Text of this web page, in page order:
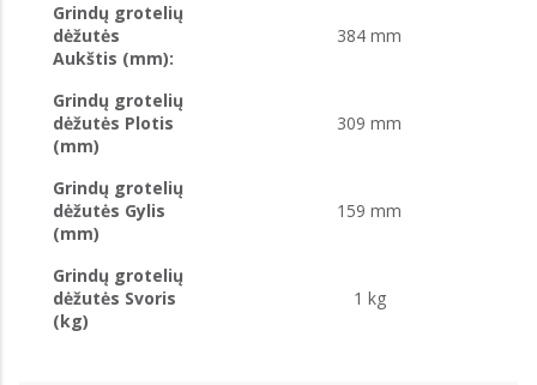
Grindų grotelių
dėžutės
Aukštis (mm):
384 mm
Grindų grotelių
dėžutės Plotis
(mm)
309 mm
Grindų grotelių
dėžutės Gylis
(mm)
159 mm
Grindų grotelių
dėžutės Svoris
(kg)
1 kg